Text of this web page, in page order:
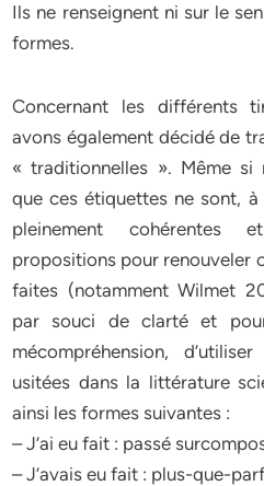
Ils ne renseignent ni sur le
formes.
Concernant les différents
avons également décidé de
« traditionnelles ». Même si
que ces étiquettes ne sont,
pleinement cohérentes
propositions pour renouveler
faites (notamment Wilmet
par souci de clarté et
mécompréhension,
usitées dans la littérature
ainsi les formes suivantes :
– J’ai eu fait : passé
– J’avais eu fait : plus-que-